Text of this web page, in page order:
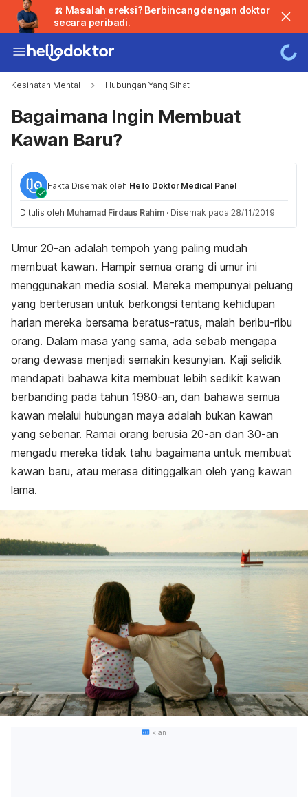
🍌 Masalah ereksi? Berbincang dengan doktor
secara peribadi.
Kesihatan Mental Hubungan Yang Sihat
Bagaimana Ingin Membuat
Kawan Baru?
Fakta Disemak oleh Hello Doktor Medical Panel
Ditulis oleh Muhamad Firdaus Rahim · Disemak pada 28/11/2019
Umur 20-an adalah tempoh yang paling mudah
membuat kawan. Hampir semua orang di umur ini
menggunakan media sosial. Mereka mempunyai peluang
yang berterusan untuk berkongsi tentang kehidupan
harian mereka bersama beratus-ratus, malah beribu-ribu
orang. Dalam masa yang sama, ada sebab mengapa
orang dewasa menjadi semakin kesunyian. Kaji selidik
mendapati bahawa kita membuat lebih sedikit kawan
berbanding pada tahun 1980-an, dan bahawa semua
kawan melalui hubungan maya adalah bukan kawan
yang sebenar. Ramai orang berusia 20-an dan 30-an
mengadu mereka tidak tahu bagaimana untuk membuat
kawan baru, atau merasa ditinggalkan oleh yang kawan
lama.
Iklan